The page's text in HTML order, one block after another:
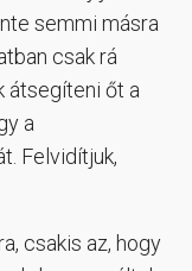
semmi másra
csak rá
átsegíteni őt a
a
Felvidítjuk,
csakis az, hogy